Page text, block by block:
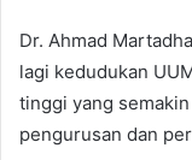
Dr. Ahmad
lagi kedudukan
tinggi yang
pengurusan dan